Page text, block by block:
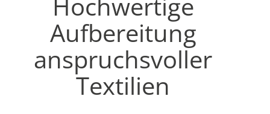
Aufbereitung
anspruchsvoller
Textilien